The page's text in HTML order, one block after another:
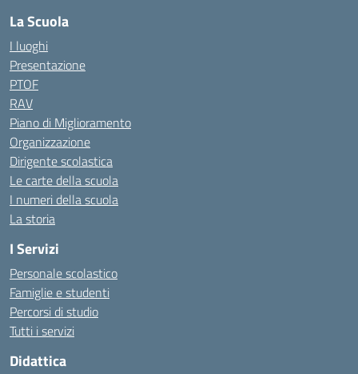
La Scuola
I luoghi
Presentazione
PTOF
RAV
Piano di Miglioramento
Organizzazione
Dirigente scolastica
Le carte della scuola
I numeri della scuola
La storia
I Servizi
Personale scolastico
Famiglie e studenti
Percorsi di studio
Tutti i servizi
Didattica